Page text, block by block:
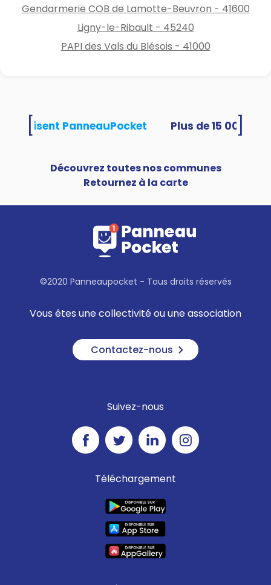
Gendarmerie COB de Lamotte-Beuvron - 41600
Ligny-le-Ribault - 45240
PAPI des Vals du Blésois - 41000
utilisent PanneauPocket
Découvrez toutes nos communes
Retournez à la carte
©2020 Panneaupocket - Tous droits réservés
Vous êtes une collectivité ou une association
Contactez-nous
Suivez-nous
Téléchargement